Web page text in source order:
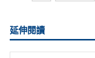
延伸閱讀